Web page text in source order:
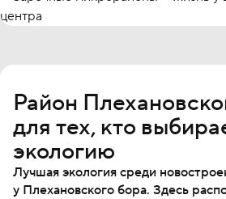
Район
для тех, кто
экологию
Лучшая экология среди
у Плехановского бора. Здесь